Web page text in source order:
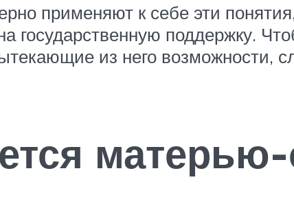
применяют к себе эти
государственную поддержку.
из него возможности,